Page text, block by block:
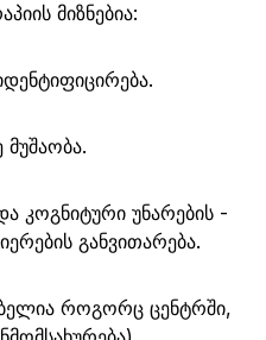
მიზნებია:
მუშაობა.
კოგნიტური უნარების -
განვითარება.
როგორც ცენტრში,